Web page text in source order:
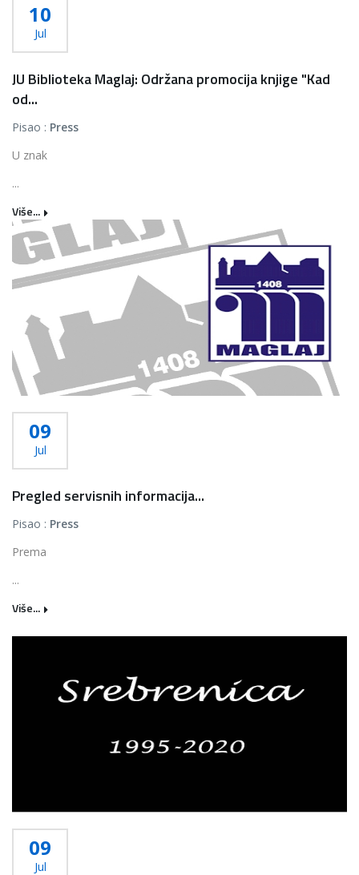
10
Jul
JU Biblioteka Maglaj: Održana promocija knjige "Kad
od...
Pisao : Press
U znak
...
Više...
09
Jul
Pregled servisnih informacija...
Pisao : Press
Prema
...
Više...
09
Jul